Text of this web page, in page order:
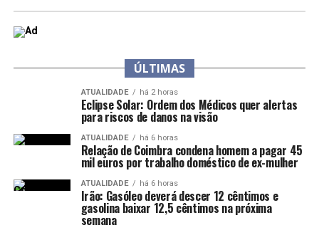
ÚLTIMAS
ATUALIDADE há 2 horas
Eclipse Solar: Ordem dos Médicos quer alertas
para riscos de danos na visão
ATUALIDADE há 6 horas
Relação de Coimbra condena homem a pagar 45
mil euros por trabalho doméstico de ex-mulher
ATUALIDADE há 6 horas
Irão: Gasóleo deverá descer 12 cêntimos e
gasolina baixar 12,5 cêntimos na próxima
semana